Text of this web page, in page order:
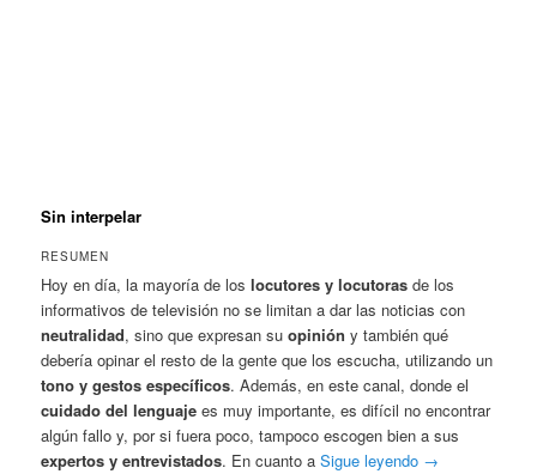
Sin interpelar
RESUMEN
Hoy en día, la mayoría de loslocutores y locutoras de los
informativos de televisión no se limitan a dar las noticias con
neutralidad, sino que expresan suopinión y también qué
debería opinar el resto de la gente que los escucha, utilizando un
tono y gestos específicos. Además, en este canal, donde el
cuidado del lenguaje es muy importante, es difícil no encontrar
algún fallo y, por si fuera poco, tampoco escogen bien a sus
expertos y entrevistados. En cuanto aSigue leyendo →